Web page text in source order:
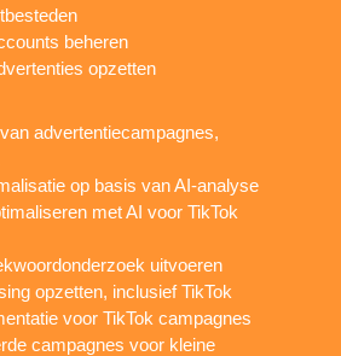
beheren
opzetten
advertentiecampagnes,
op basis van AI-analyse
met AI voor TikTok
uitvoeren
opzetten, inclusief TikTok
voor TikTok campagnes
campagnes voor kleine